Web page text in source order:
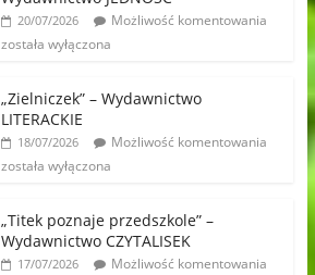
20/07/2026
Możliwość komentowania
została wyłączona
„Zielniczek” – Wydawnictwo
LITERACKIE
18/07/2026
Możliwość komentowania
została wyłączona
„Titek poznaje przedszkole” –
Wydawnictwo CZYTALISEK
17/07/2026
Możliwość komentowania